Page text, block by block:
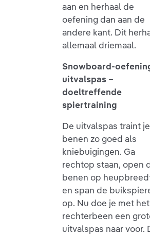
aan en herhaal de
oefening dan aan de
andere kant. Dit
allemaal driemaal.
Snowboard-
uitvalspas –
doeltreffende
spiertraining
De uitvalspas traint je
benen zo goed als
kniebuigingen. Ga
rechtop staan, open
benen op
en span de
op. Nu doe je met het
rechterbeen een
uitvalspas naar voor.